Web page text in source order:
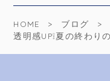
HOME ブログ
透明感UP❕夏の終わり